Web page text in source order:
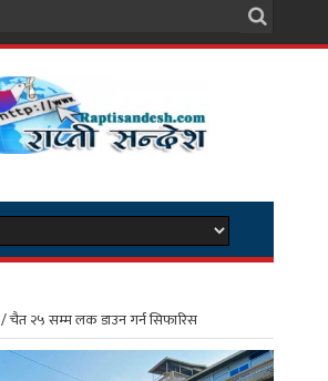
/चैत २५ सम्म लक डाउन गर्न सिफारिस